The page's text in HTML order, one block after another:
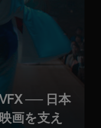
── 日本
画を支え